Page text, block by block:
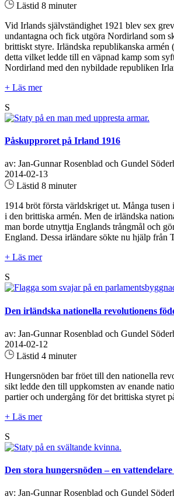
Lästid 8 minuter
Vid Irlands självständighet 1921 blev sex
undantagna och fick utgöra Nordirland som
brittiskt styre. Irländska republikanska armén
detta vilket ledde till en väpnad kamp som
Nordirland med den nybildade republiken
+ Läs mer
S
Påskupproret på Irland 1916
av: Jan-Gunnar Rosenblad och Gundel
2014-02-13
Lästid 8 minuter
1914 bröt första världskriget ut. Många
i den brittiska armén. Men de irländska
man borde utnyttja Englands trångmål och
England. Dessa irländare sökte nu hjälp från
+ Läs mer
S
Den irländska nationella revolutionens
av: Jan-Gunnar Rosenblad och Gundel
2014-02-12
Lästid 4 minuter
Hungersnöden bar fröet till den nationella
sikt ledde den till uppkomsten av enande
partier och undergång för det brittiska styret
+ Läs mer
S
Den stora hungersnöden – en
av: Jan-Gunnar Rosenblad och Gundel